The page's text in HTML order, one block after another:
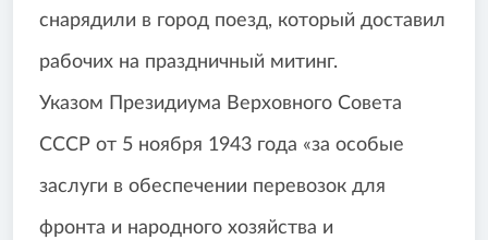
снарядили в город поезд, который доставил
рабочих на праздничный митинг.
Указом Президиума Верховного Совета
СССР от 5 ноября 1943 года «за особые
заслуги в обеспечении перевозок для
фронта и народного хозяйства и